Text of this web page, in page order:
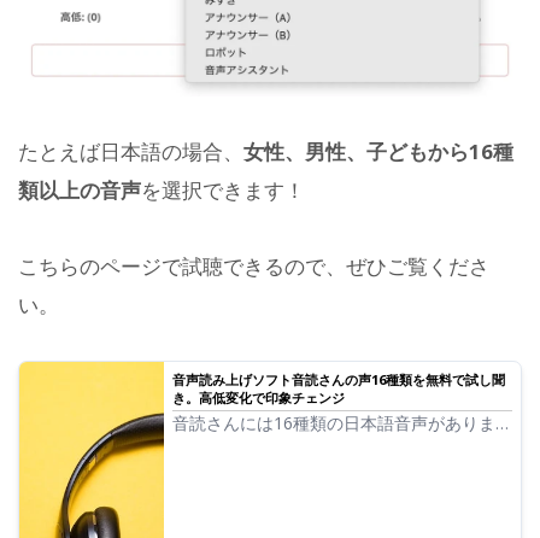
たとえば日本語の場合、 女性、男性、子どもから16種
類以上の音声を選択できます！
こちらのページで試聴できるので、ぜひご覧くださ
い。
音声読み上げソフト音読さんの声16種類を無料で試し聞
き。高低変化で印象チェンジ
音読さんには16種類の日本語音声がありま